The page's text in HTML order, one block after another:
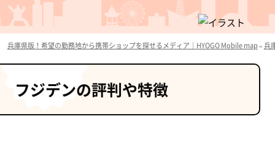
兵庫県版！希望の勤務地から携帯ショップを探せるメディア｜HYOGO Mobile map»兵
フジデンの評判や特徴